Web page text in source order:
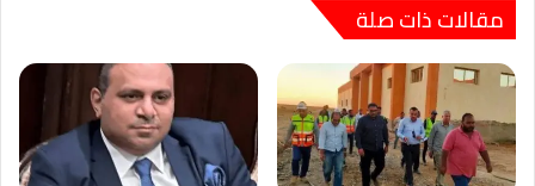
مقالات ذات صلة